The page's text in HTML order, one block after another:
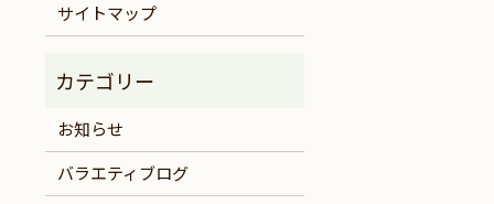
サイトマップ
お知らせ
バラエティブログ